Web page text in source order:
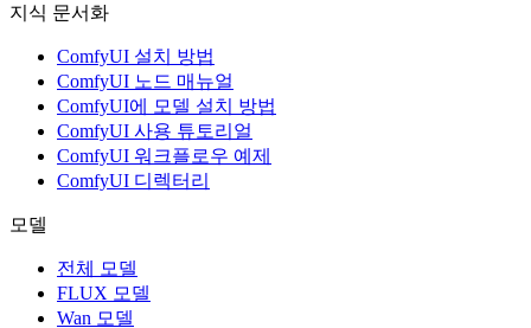
지식 문서화
ComfyUI 설치 방법
ComfyUI 노드 매뉴얼
ComfyUI에 모델 설치 방법
ComfyUI 사용 튜토리얼
ComfyUI 워크플로우 예제
ComfyUI 디렉터리
모델
전체 모델
FLUX 모델
Wan 모델